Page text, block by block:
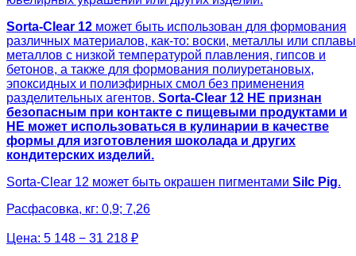
Sorta-Clear 12 может быть использован для формования
различных материалов, как-то: воски, металлы или сплавы
металлов с низкой температурой плавления, гипсов и
бетонов, а также для формования полиуретановых,
эпоксидных и полиэфирных смол без применения
разделительных агентов. Sorta-Clear 12 НЕ признан
безопасным при контакте с пищевыми продуктами и
НЕ может использоваться в кулинарии в качестве
формы для изготовления шоколада и других
кондитерских изделий.
Sorta-Clear 12 может быть окрашен пигментами Silc Pig.
Расфасовка, кг: 0,9; 7,26
Цена: 5 148 − 31 218 ₽